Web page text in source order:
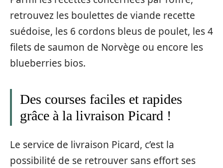
retrouvez les boulettes de viande recette
suédoise, les 6 cordons bleus de poulet, les 4
filets de saumon de Norvège ou encore les
blueberries bios.
Des courses faciles et rapides
grâce à la livraison Picard !
Le service de livraison Picard, c’est la
possibilité de se retrouver sans effort ses